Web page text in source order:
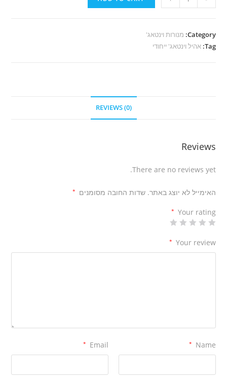
אהיל
פליסה
quantity
Category: מנורות וינטאג'
Tag: אהיל וינטאג' ייחודי
REVIEWS (0)
Reviews
There are no reviews yet.
האימייל לא יוצג באתר. שדות החובה מסומנים *
Your rating
*
Your review
*
Name
*
Email
*